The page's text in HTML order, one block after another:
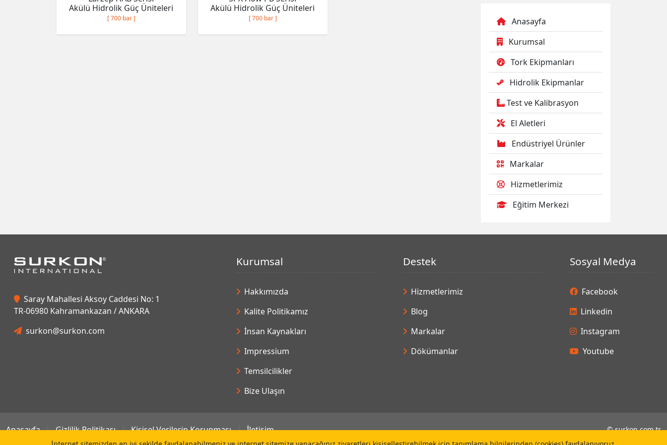
Akülü Hidrolik Güç Üniteleri
[ 700 bar ]
Akülü Hidrolik Güç Üniteleri
[ 700 bar ]
Anasayfa
Kurumsal
Tork Ekipmanları
Hidrolik Ekipmanlar
Test ve Kalibrasyon
El Aletleri
Endüstriyel Ürünler
Markalar
Hizmetlerimiz
Eğitim Merkezi
Saray Mahallesi Aksoy Caddesi No: 1
TR-06980 Kahramankazan / ANKARA
surkon@surkon.com
Kurumsal
Hakkımızda
Kalite Politikamız
İnsan Kaynakları
Impressium
Temsilcilikler
Bize Ulaşın
Destek
Hizmetlerimiz
Blog
Markalar
Dökümanlar
Sosyal Medya
Facebook
Linkedin
Instagram
Youtube
Anasayfa Gizlilik Politikası Kişisel Verilerin Korunması İletişim ©surkon.com.tr